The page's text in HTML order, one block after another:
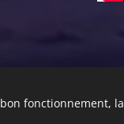
fonctionnement,